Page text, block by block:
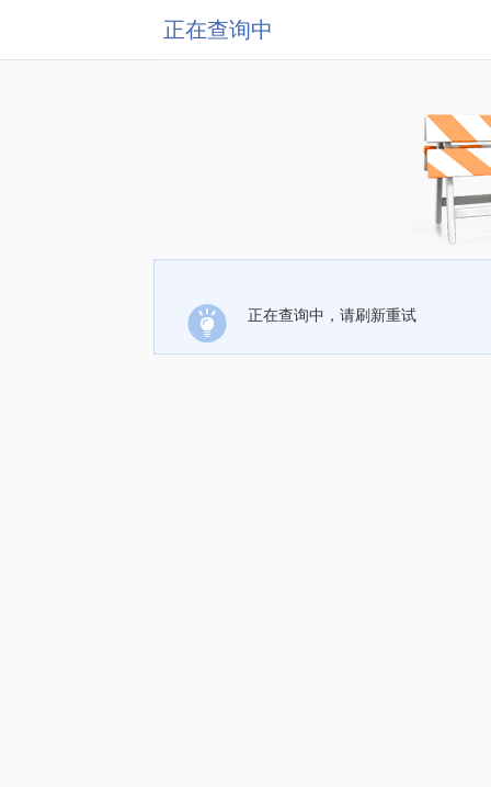
正在查询中
正在查询中，请刷新重试